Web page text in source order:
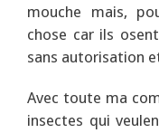
mouche mais,
chose car ils
sans autorisation
Avec toute ma
insectes qui